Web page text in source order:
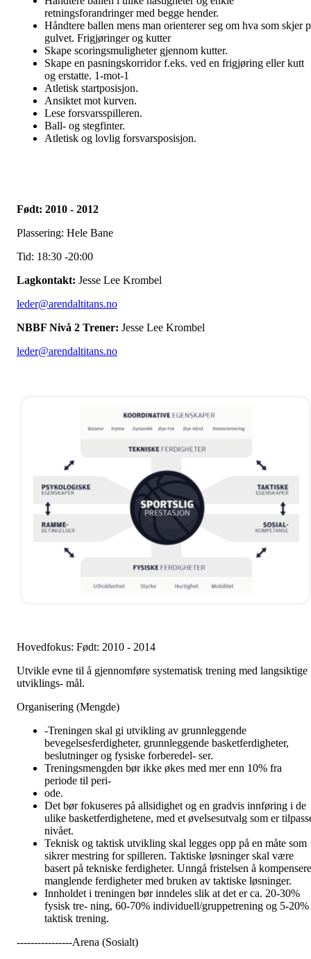
retningsforandringer med begge hender.
Håndtere ballen mens man orienterer seg om hva som skjer
gulvet. Frigjøringer og kutter
Skape scoringsmuligheter gjennom kutter.
Skape en pasningskorridor f.eks. ved en frigjøring eller kutt
og erstatte. 1-mot-1
Atletisk startposisjon.
Ansiktet mot kurven.
Lese forsvarsspilleren.
Ball- og stegfinter.
Atletisk og lovlig forsvarsposisjon.
Født: 2010 - 2012
Plassering: Hele Bane
Tid: 18:30 -20:00
Lagkontakt: Jesse Lee Krombel
leder@arendaltitans.no
NBBF Nivå 2 Trener: Jesse Lee Krombel
leder@arendaltitans.no
Hovedfokus: Født: 2010 - 2014
Utvikle evne til å gjennomføre systematisk trening med langsiktige
utviklings- mål.
Organisering (Mengde)
-Treningen skal gi utvikling av grunnleggende
bevegelsesferdigheter, grunnleggende basketferdigheter,
beslutninger og fysiske forberedel- ser.
Treningsmengden bør ikke økes med mer enn 10% fra
periode til peri-
ode.
Det bør fokuseres på allsidighet og en gradvis innføring i de
ulike basketferdighetene, med et øvelsesutvalg som er
nivået.
Teknisk og taktisk utvikling skal legges opp på en måte som
sikrer mestring for spilleren. Taktiske løsninger skal være
basert på tekniske ferdigheter. Unngå fristelsen å kompensere
manglende ferdigheter med bruken av taktiske løsninger.
Innholdet i treningen bør inndeles slik at det er ca. 20-30%
fysisk tre- ning, 60-70% individuell/gruppetrening og 5-20%
taktisk trening.
----------------Arena (Sosialt)